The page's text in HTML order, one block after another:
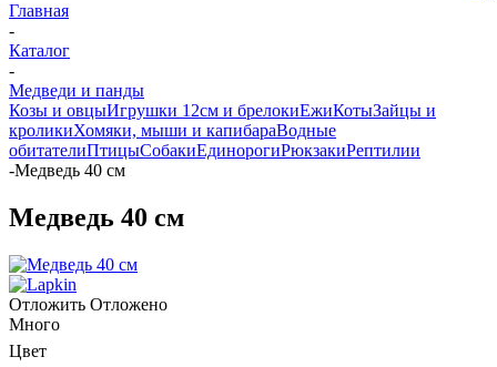
Главная
-
Каталог
-
Медведи и панды
Козы и овцыИгрушки 12см и брелокиЕжиКотыЗайцы и
кроликиХомяки, мыши и капибараВодные
обитателиПтицыСобакиЕдинорогиРюкзакиРептилии
-Медведь 40 см
Медведь 40 см
Отложить Отложено
Много
Цвет